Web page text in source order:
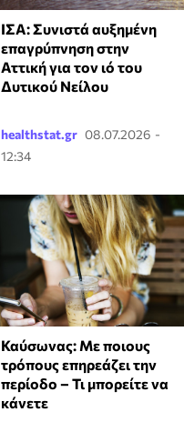
ΙΣΑ: Συνιστά αυξημένη
επαγρύπνηση στην
Αττική για τον ιό του
Δυτικού Νείλου
healthstat.gr 08.07.2026 -
12:34
Καύσωνας: Με ποιους
τρόπους επηρεάζει την
περίοδο – Τι μπορείτε να
κάνετε